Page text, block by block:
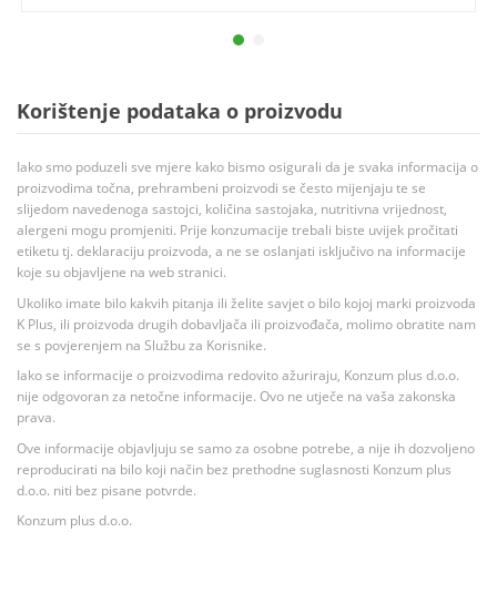
Korištenje podataka o proizvodu
Iako smo poduzeli sve mjere kako bismo osigurali da je svaka informacija o
proizvodima točna, prehrambeni proizvodi se često mijenjaju te se
slijedom navedenoga sastojci, količina sastojaka, nutritivna vrijednost,
alergeni mogu promjeniti. Prije konzumacije trebali biste uvijek pročitati
etiketu tj. deklaraciju proizvoda, a ne se oslanjati isključivo na informacije
koje su objavljene na web stranici.
Ukoliko imate bilo kakvih pitanja ili želite savjet o bilo kojoj marki proizvoda
K Plus, ili proizvoda drugih dobavljača ili proizvođača, molimo obratite nam
se s povjerenjem na Službu za Korisnike.
Iako se informacije o proizvodima redovito ažuriraju, Konzum plus d.o.o.
nije odgovoran za netočne informacije. Ovo ne utječe na vaša zakonska
prava.
Ove informacije objavljuju se samo za osobne potrebe, a nije ih dozvoljeno
reproducirati na bilo koji način bez prethodne suglasnosti Konzum plus
d.o.o. niti bez pisane potvrde.
Konzum plus d.o.o.